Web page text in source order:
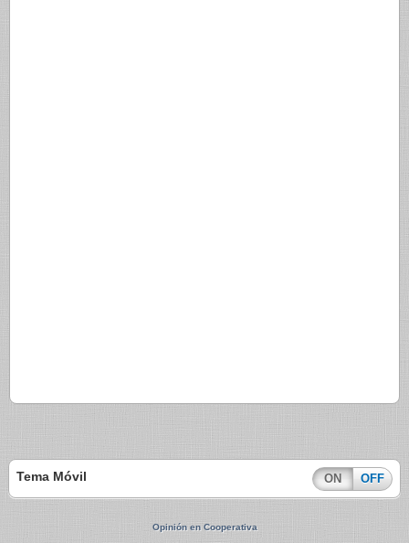
Tema Móvil ON OFF
Opinión en Cooperativa